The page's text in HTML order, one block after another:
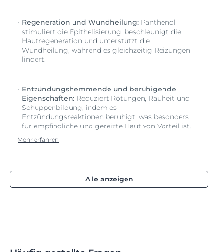
Regeneration und Wundheilung: Panthenol
stimuliert die Epithelisierung, beschleunigt die
Hautregeneration und unterstützt die
Wundheilung, während es gleichzeitig Reizungen
lindert.
Entzündungshemmende und beruhigende
Eigenschaften: Reduziert Rötungen, Rauheit und
Schuppenbildung, indem es
Entzündungsreaktionen beruhigt, was besonders
für empfindliche und gereizte Haut von Vorteil ist.
Mehr erfahren
Alle anzeigen